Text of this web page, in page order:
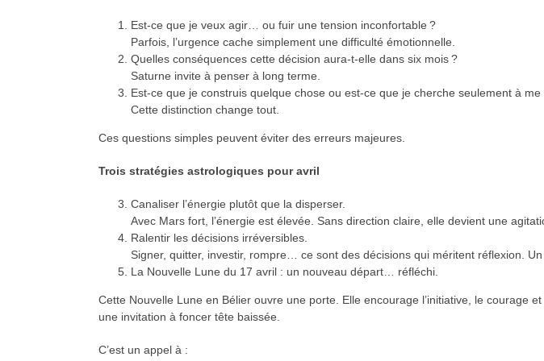
Est-ce que je veux agir… ou fuir une tension inconfortable ?
Parfois, l’urgence cache simplement une difficulté émotionnelle.
Quelles conséquences cette décision aura-t-elle dans six mois ?
Saturne invite à penser à long terme.
Est-ce que je construis quelque chose ou est-ce que je cherche seulement à me
Cette distinction change tout.
Ces questions simples peuvent éviter des erreurs majeures.
Trois stratégies astrologiques pour avril
Canaliser l’énergie plutôt que la disperser.
Avec Mars fort, l’énergie est élevée. Sans direction claire, elle devient une
Ralentir les décisions irréversibles.
Signer, quitter, investir, rompre… ce sont des décisions qui méritent réflexion.
La Nouvelle Lune du 17 avril : un nouveau départ… réfléchi.
Cette Nouvelle Lune en Bélier ouvre une porte. Elle encourage l’initiative, le courage
une invitation à foncer tête baissée.
C’est un appel à :